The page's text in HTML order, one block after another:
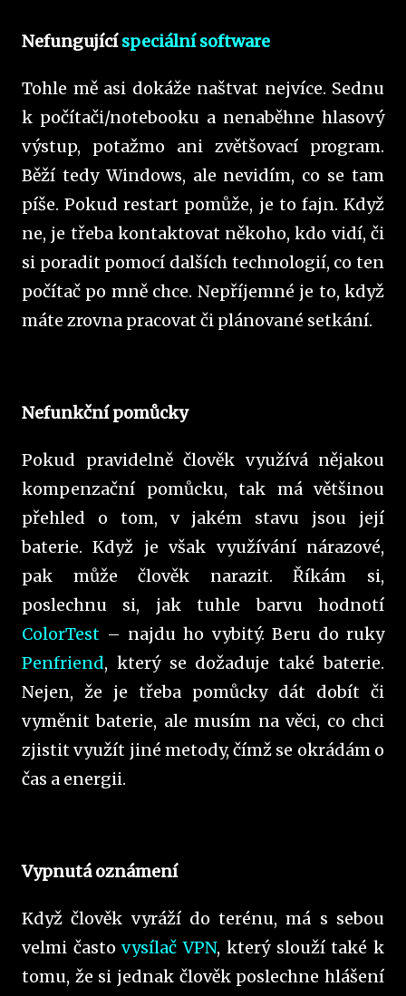
Nefungujícíspeciální software
Tohle mě asi dokáže naštvat nejvíce. Sednu
k počítači/notebooku a nenaběhne hlasový
výstup, potažmo ani zvětšovací program.
Běží tedy Windows, ale nevidím, co se tam
píše. Pokud restart pomůže, je to fajn. Když
ne, je třeba kontaktovat někoho, kdo vidí, či
si poradit pomocí dalších technologií, co ten
počítač po mně chce. Nepříjemné je to, když
máte zrovna pracovat či plánované setkání.
Nefunkční pomůcky
Pokud pravidelně člověk využívá nějakou
kompenzační pomůcku, tak má většinou
přehled o tom, v jakém stavu jsou její
baterie. Když je však využívání nárazové,
pak může člověk narazit. Říkám si,
poslechnu si, jak tuhle barvu hodnotí
ColorTest – najdu ho vybitý. Beru do ruky
Penfriend, který se dožaduje také baterie.
Nejen, že je třeba pomůcky dát dobít či
vyměnit baterie, ale musím na věci, co chci
zjistit využít jiné metody, čímž se okrádám o
čas a energii.
Vypnutá oznámení
Když člověk vyráží do terénu, má s sebou
velmi častovysílač VPN, který slouží také k
tomu, že si jednak člověk poslechne hlášení